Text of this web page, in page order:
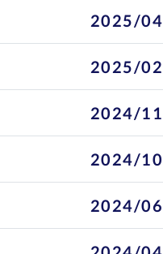
2025/04
2025/02
2024/11
2024/10
2024/06